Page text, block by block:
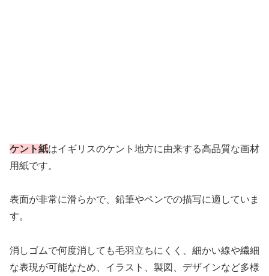
ケント紙はイギリスのケント地方に由来する高品質な画材
用紙です。
表面が非常に滑らかで、鉛筆やペンでの描写に適していま
す。
消しゴムで何度消しても毛羽立ちにくく、細かい線や繊細
な表現が可能なため、イラスト、製図、デザインなど多様